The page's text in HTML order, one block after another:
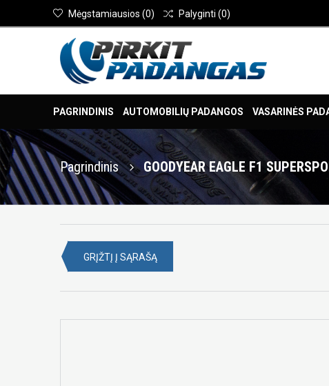
Mėgstamiausios (0) Palyginti (0)
PAGRINDINIS AUTOMOBILIŲ PADANGOS VASARINĖS
Pagrindinis GOODYEAR EAGLE F1
GRĮŽTĮ Į SĄRAŠĄ